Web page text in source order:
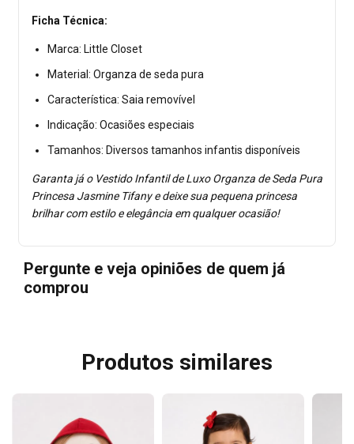
Ficha Técnica:
Marca: Little Closet
Material: Organza de seda pura
Característica: Saia removível
Indicação: Ocasiões especiais
Tamanhos: Diversos tamanhos infantis disponíveis
Garanta já o Vestido Infantil de Luxo Organza de Seda Pura
Princesa Jasmine Tifany e deixe sua pequena princesa
brilhar com estilo e elegância em qualquer ocasião!
Pergunte e veja opiniões de quem já
comprou
Produtos similares